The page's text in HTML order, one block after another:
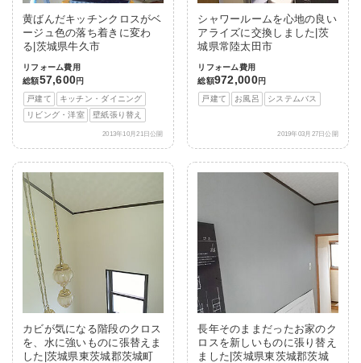
黄ばんだキッチンクロスがベ
ージュ色の落ち着きに変わ
る|茨城県牛久市
リフォーム費用
総額57,600円
戸建て
キッチン・ダイニング
リビング・洋室
壁紙張り替え
2013年10月21日公開
シャワールームを心地の良い
アライズに交換しました|茨
城県常陸太田市
リフォーム費用
総額972,000円
戸建て
お風呂 システムバス
2019年03月27日公開
カビが気になる階段のクロス
を、水に強いものに張替えま
した|茨城県東茨城郡茨城町
長年そのままだったお家のク
ロスを新しいものに張り替え
ました|茨城県東茨城郡茨城